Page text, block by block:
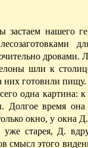
нашего
дровами.
шли к
них готовили пищу.
одна картина:
Долгое время она
окно, у окна
уже старея, Д.
смысл этого